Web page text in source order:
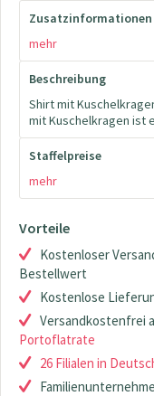
Zusatzinformationen
mehr
Beschreibung
Shirt mit
mit Kuschelkragen ist
Staffelpreise
mehr
Vorteile
Kostenloser
Bestellwert
Kostenlose
Versandkostenfrei
Portoflatrate
26 Filialen in